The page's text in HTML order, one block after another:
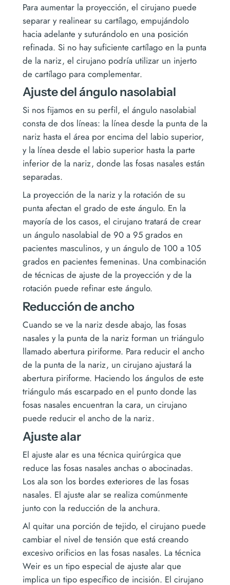
Para aumentar la proyección, el cirujano puede
separar y realinear su cartílago, empujándolo
hacia adelante y suturándolo en una posición
refinada. Si no hay suficiente cartílago en la punta
de la nariz, el cirujano podría utilizar un injerto
de cartílago para complementar.
Ajuste del ángulo nasolabial
Si nos fijamos en su perfil, el ángulo nasolabial
consta de dos líneas: la línea desde la punta de la
nariz hasta el área por encima del labio superior,
y la línea desde el labio superior hasta la parte
inferior de la nariz, donde las fosas nasales están
separadas.
La proyección de la nariz y la rotación de su
punta afectan el grado de este ángulo. En la
mayoría de los casos, el cirujano tratará de crear
un ángulo nasolabial de 90 a 95 grados en
pacientes masculinos, y un ángulo de 100 a 105
grados en pacientes femeninas. Una combinación
de técnicas de ajuste de la proyección y de la
rotación puede refinar este ángulo.
Reducción de ancho
Cuando se ve la nariz desde abajo, las fosas
nasales y la punta de la nariz forman un triángulo
llamado abertura piriforme. Para reducir el ancho
de la punta de la nariz, un cirujano ajustará la
abertura piriforme. Haciendo los ángulos de este
triángulo más escarpado en el punto donde las
fosas nasales encuentran la cara, un cirujano
puede reducir el ancho de la nariz.
Ajuste alar
El ajuste alar es una técnica quirúrgica que
reduce las fosas nasales anchas o abocinadas.
Los ala son los bordes exteriores de las fosas
nasales. El ajuste alar se realiza comúnmente
junto con la reducción de la anchura.
Al quitar una porción de tejido, el cirujano puede
cambiar el nivel de tensión que está creando
excesivo orificios en las fosas nasales. La técnica
Weir es un tipo especial de ajuste alar que
implica un tipo específico de incisión. El cirujano